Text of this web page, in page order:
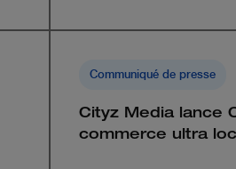
Communiqué de presse
Cityz Media lance
commerce ultra